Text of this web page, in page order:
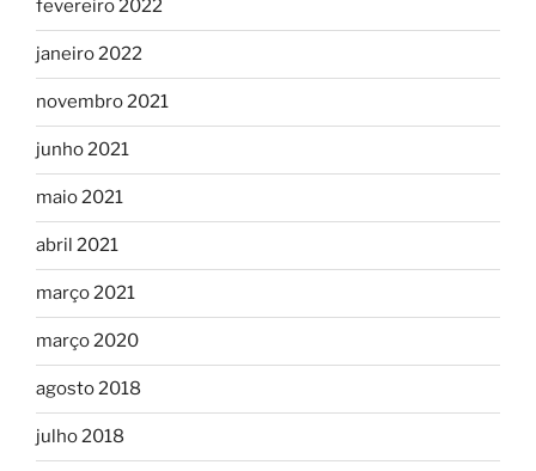
fevereiro 2022
janeiro 2022
novembro 2021
junho 2021
maio 2021
abril 2021
março 2021
março 2020
agosto 2018
julho 2018